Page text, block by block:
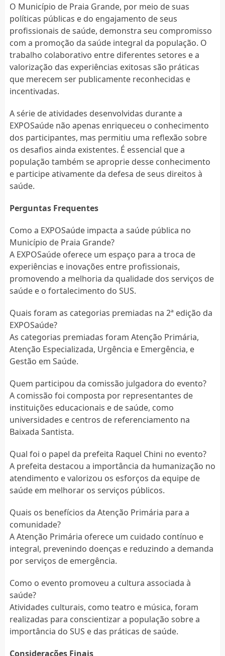
O Município de Praia Grande, por meio de suas
políticas públicas e do engajamento de seus
profissionais de saúde, demonstra seu compromisso
com a promoção da saúde integral da população. O
trabalho colaborativo entre diferentes setores e a
valorização das experiências exitosas são práticas
que merecem ser publicamente reconhecidas e
incentivadas.
A série de atividades desenvolvidas durante a
EXPOSaúde não apenas enriqueceu o conhecimento
dos participantes, mas permitiu uma reflexão sobre
os desafios ainda existentes. É essencial que a
população também se aproprie desse conhecimento
e participe ativamente da defesa de seus direitos à
saúde.
Perguntas Frequentes
Como a EXPOSaúde impacta a saúde pública no
Município de Praia Grande?
A EXPOSaúde oferece um espaço para a troca de
experiências e inovações entre profissionais,
promovendo a melhoria da qualidade dos serviços de
saúde e o fortalecimento do SUS.
Quais foram as categorias premiadas na 2ª edição da
EXPOSaúde?
As categorias premiadas foram Atenção Primária,
Atenção Especializada, Urgência e Emergência, e
Gestão em Saúde.
Quem participou da comissão julgadora do evento?
A comissão foi composta por representantes de
instituições educacionais e de saúde, como
universidades e centros de referenciamento na
Baixada Santista.
Qual foi o papel da prefeita Raquel Chini no evento?
A prefeita destacou a importância da humanização no
atendimento e valorizou os esforços da equipe de
saúde em melhorar os serviços públicos.
Quais os benefícios da Atenção Primária para a
comunidade?
A Atenção Primária oferece um cuidado contínuo e
integral, prevenindo doenças e reduzindo a demanda
por serviços de emergência.
Como o evento promoveu a cultura associada à
saúde?
Atividades culturais, como teatro e música, foram
realizadas para conscientizar a população sobre a
importância do SUS e das práticas de saúde.
Considerações Finais